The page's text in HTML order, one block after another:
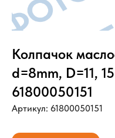
Колпачок
d=8mm, D=11,
61800050151
Артикул: 61800050151